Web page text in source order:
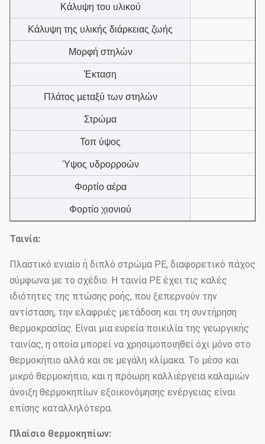
Κάλυψη του υλικού
Κάλυψη της υλικής διάρκειας ζωής
Μορφή στηλών
Έκταση
Πλάτος μεταξύ των στηλών
Στρώμα
Τοπ ύψος
Ύψος υδρορροών
Φορτίο αέρα
Φορτίο χιονιού
Ταινία:
Πλαστικό ενιαίο ή διπλό στρώμα PE, διαφορετικό πάχος
σύμφωνα με το σχέδιο. Η ταινία PE έχει τις καλές
ιδιότητες της πτώσης ροής, που ξεπερνούν την
αντίσταση, την ελαφριές μετάδοση και τη συντήρηση
θερμοκρασίας. Είναι μια ευρεία ποικιλία της γεωργικής
ταινίας, η οποία μπορεί να χρησιμοποιηθεί όχι μόνο στο
θερμοκήπιο αλλά και σε μεγάλη κλίμακα. Το μέσο και
μικρό θερμοκήπιο, και η πρόωρη καλλιέργεια καλαμιών
άνοιξη θερμοκηπίων εξοικονόμησης ενέργειας είναι
επίσης καταλληλότερα.
Πλαίσιο θερμοκηπίων: